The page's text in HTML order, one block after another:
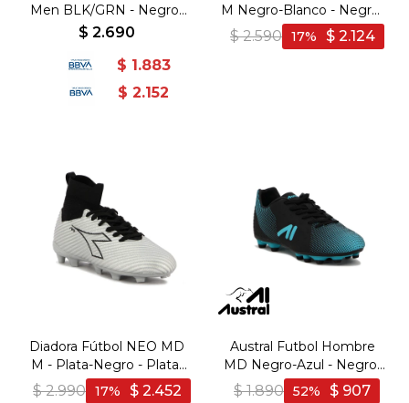
Men BLK/GRN - Negro-
Verde
$ 2.690
$ 1.883
$ 2.152
M Negro-Blanco - Negro-
Blanco
$ 2.590 $ 2.124
17
Diadora Fútbol NEO MD
M - Plata-Negro - Plata-
Negro
$ 2.990 $ 2.452
17
Austral Futbol Hombre
MD Negro-Azul - Negro-
Azul
$ 1.890 $ 907
52